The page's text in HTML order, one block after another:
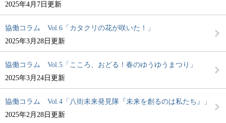
2025年4月7日更新
協働コラム Vol.6「カタクリの花が咲いた！」
2025年3月28日更新
協働コラム Vol.5「こころ、おどる！春のゆうゆうまつり」
2025年3月24日更新
協働コラム Vol.4「八街未来発見隊『未来を創るのは私たち』」
2025年2月28日更新